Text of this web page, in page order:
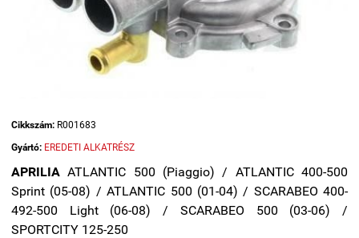
Cikkszám: R001683
Gyártó: EREDETI ALKATRÉSZ
APRILIA ATLANTIC 500 (Piaggio) / ATLANTIC 400-500
Sprint (05-08) / ATLANTIC 500 (01-04) / SCARABEO 400-
492-500 Light (06-08) / SCARABEO 500 (03-06) /
SPORTCITY 125-250